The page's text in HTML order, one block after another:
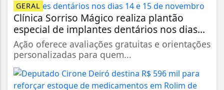
GERAL
Clínica Sorriso Mágico realiza plantão
especial de implantes dentários nos dias...
Ação oferece avaliações gratuitas e orientações
personalizadas para quem...